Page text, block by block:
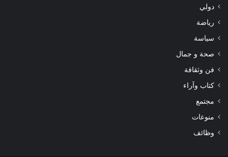
دولي
رياضة
سياسة
صحة و جمال
فن وثقافة
كتاب وآراء
مجتمع
منوعات
وظائف